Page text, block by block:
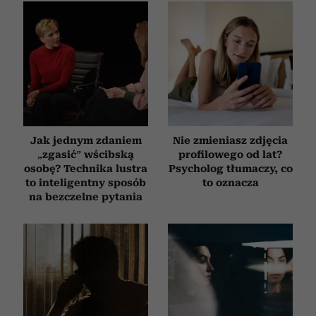
Jak jednym zdaniem
„zgasić” wścibską
osobę? Technika lustra
to inteligentny sposób
na bezczelne pytania
Nie zmieniasz zdjęcia
profilowego od lat?
Psycholog tłumaczy, co
to oznacza